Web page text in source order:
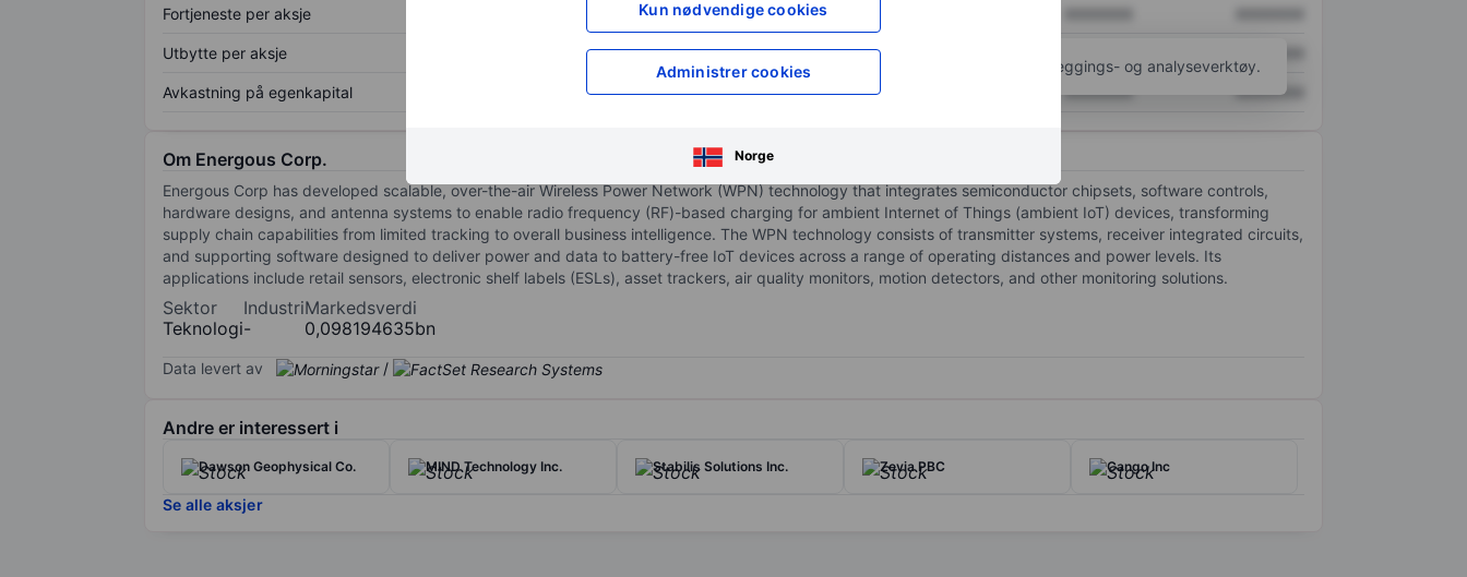
Kun nødvendige cookies
Administrer cookies
Norge
Fortjeneste per aksje XXXXXXX
Utbytte per aksje XXXXXXX
Avkastning på egenkapital XXXXXXX XXXXXXX XXXXXXX
Åpne konto for å få tilgang til flere kartleggings- og analyseverktøy.
Om Energous Corp.
Energous Corp has developed scalable, over-the-air Wireless Power Network (WPN) technology that integrates semiconductor chipsets, software controls,
hardware designs, and antenna systems to enable radio frequency (RF)-based charging for ambient Internet of Things (ambient IoT) devices, transforming
supply chain capabilities from limited tracking to overall business intelligence. The WPN technology consists of transmitter systems, receiver integrated circuits,
and supporting software designed to deliver power and data to battery-free IoT devices across a range of operating distances and power levels. Its
applications include retail sensors, electronic shelf labels (ESLs), asset trackers, air quality monitors, motion detectors, and other monitoring solutions.
Sektor
Teknologi
Industri
-
Markedsverdi
0,098194635bn
Data levert av /
Andre er interessert i
Dawson Geophysical Co. MIND Technology Inc. Stabilis Solutions Inc. Zevia PBC Cango Inc
Se alle aksjer